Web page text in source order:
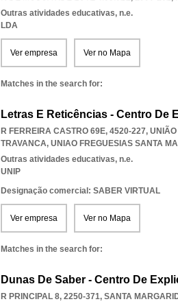
Outras atividades educativas, n.e.
LDA
Ver empresa Ver no Mapa
Matches in the search for:
Letras E Reticências - Centro De
R FERREIRA CASTRO 69E, 4520-227,
TRAVANCA, UNIAO FREGUESIAS SANTA
Outras atividades educativas, n.e.
UNIP
Designação comercial: SABER VIRTUAL
Ver empresa Ver no Mapa
Matches in the search for:
Dunas De Saber - Centro De
R PRINCIPAL 8, 2250-371, SANTA